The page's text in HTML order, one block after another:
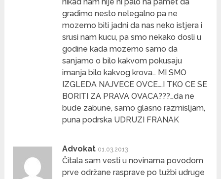
gradimo nesto nelegalno pa ne
mozemo biti jadni da nas neko istjera i
srusi nam kucu, pa smo nekako dosli u
godine kada mozemo samo da
sanjamo o bilo kakvom pokusaju
imanja bilo kakvog krova… MI SMO
IZGLEDA NAJVECE OVCE….I TKO CE SE
BORITI ZA PRAVA OVACA???…da ne
bude zabune, samo glasno razmisljam,
puna podrska UDRUZI FRANAK
Advokat 01.03.2013
Čitala sam vesti u novinama povodom
prve održane rasprave po tužbi udruge